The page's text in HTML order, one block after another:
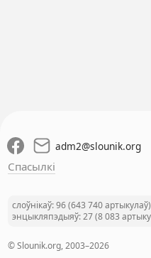
adm2@slounik.org
Спасылкі
слоўнікаў: 96 (643 740 артыкулаў)
энцыкляпэдыяў: 27 (8 083
© Slounik.org, 2003–2026